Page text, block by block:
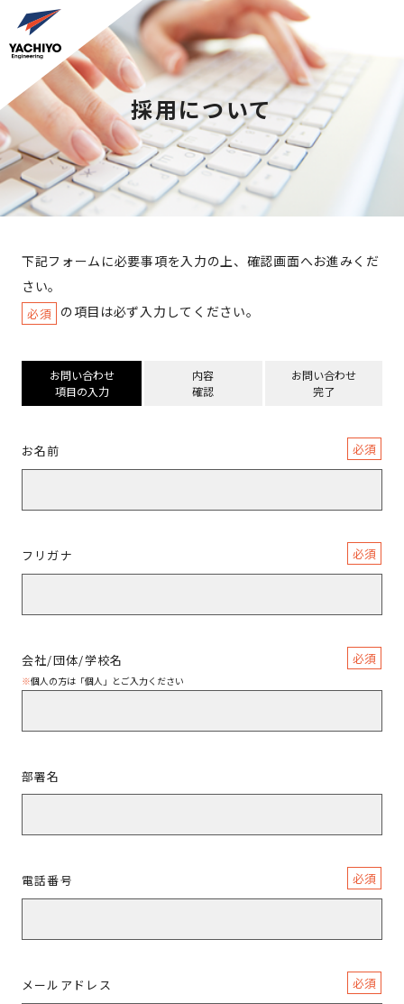
採用について
下記フォームに必要事項を入力の上、確認画面へお進みくだ
さい。
必須 の項目は必ず入力してください。
お問い合わせ
項目の入力
内容
確認
お問い合わせ
完了
お名前 必須
フリガナ 必須
会社/団体/学校名 必須
※個人の方は「個人」とご入力ください
部署名
電話番号 必須
メールアドレス 必須